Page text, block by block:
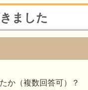
ました
か（複数回答可）？